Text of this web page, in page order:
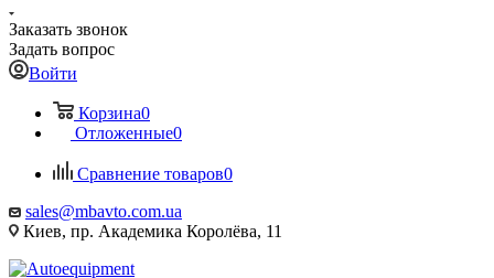
Заказать звонок
Задать вопрос
Войти
Корзина0
Отложенные0
Сравнение товаров0
sales@mbavto.com.ua
Киев, пр. Академика Королёва, 11